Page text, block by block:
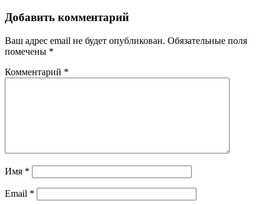
Добавить комментарий
Ваш адрес email не будет опубликован. Обязательные поля
помечены *
Комментарий *
Имя *
Email *